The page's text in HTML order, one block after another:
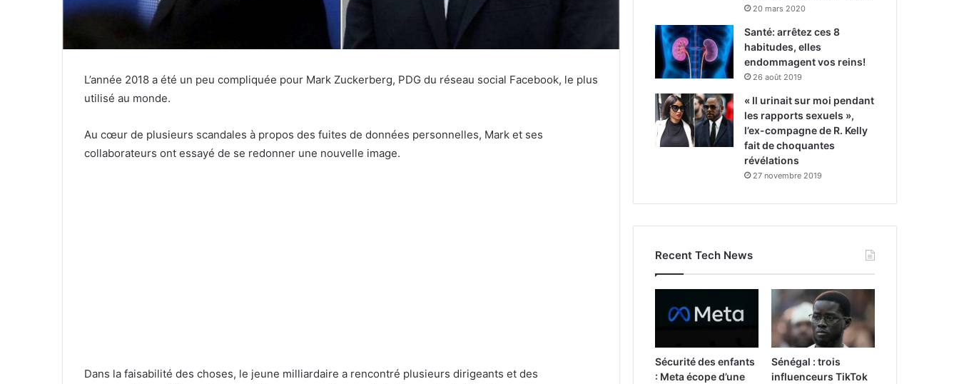
L’année 2018 a été un peu compliquée pour Mark Zuckerberg, PDG du réseau social Facebook, le plus
utilisé au monde.
Au cœur de plusieurs scandales à propos des fuites de données personnelles, Mark et ses
collaborateurs ont essayé de se redonner une nouvelle image.
Dans la faisabilité des choses, le jeune milliardaire a rencontré plusieurs dirigeants et des
20 mars 2020
Santé: arrêtez ces 8
habitudes, elles
endommagent vos reins!
26 août 2019
« Il urinait sur moi pendant
les rapports sexuels »,
l’ex-compagne de R. Kelly
fait de choquantes
révélations
27 novembre 2019
Recent Tech News
Sécurité des enfants
: Meta écope d’une
Sénégal : trois
influenceurs TikTok